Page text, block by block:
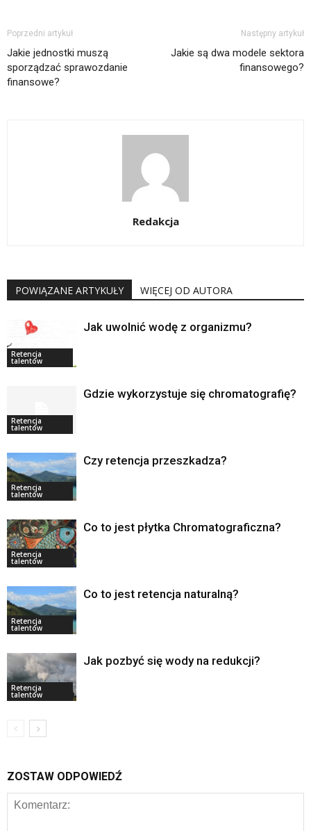
Poprzedni artykuł
Jakie jednostki muszą
sporządzać sprawozdanie
finansowe?
Następny artykuł
Jakie są dwa modele sektora
finansowego?
Redakcja
POWIĄZANE ARTYKUŁY WIĘCEJ OD AUTORA
Retencja
talentów
Jak uwolnić wodę z organizmu?
Retencja
talentów
Gdzie wykorzystuje się chromatografię?
Retencja
talentów
Czy retencja przeszkadza?
Retencja
talentów
Co to jest płytka Chromatograficzna?
Retencja
talentów
Co to jest retencja naturalną?
Retencja
talentów
Jak pozbyć się wody na redukcji?
ZOSTAW ODPOWIEDŹ